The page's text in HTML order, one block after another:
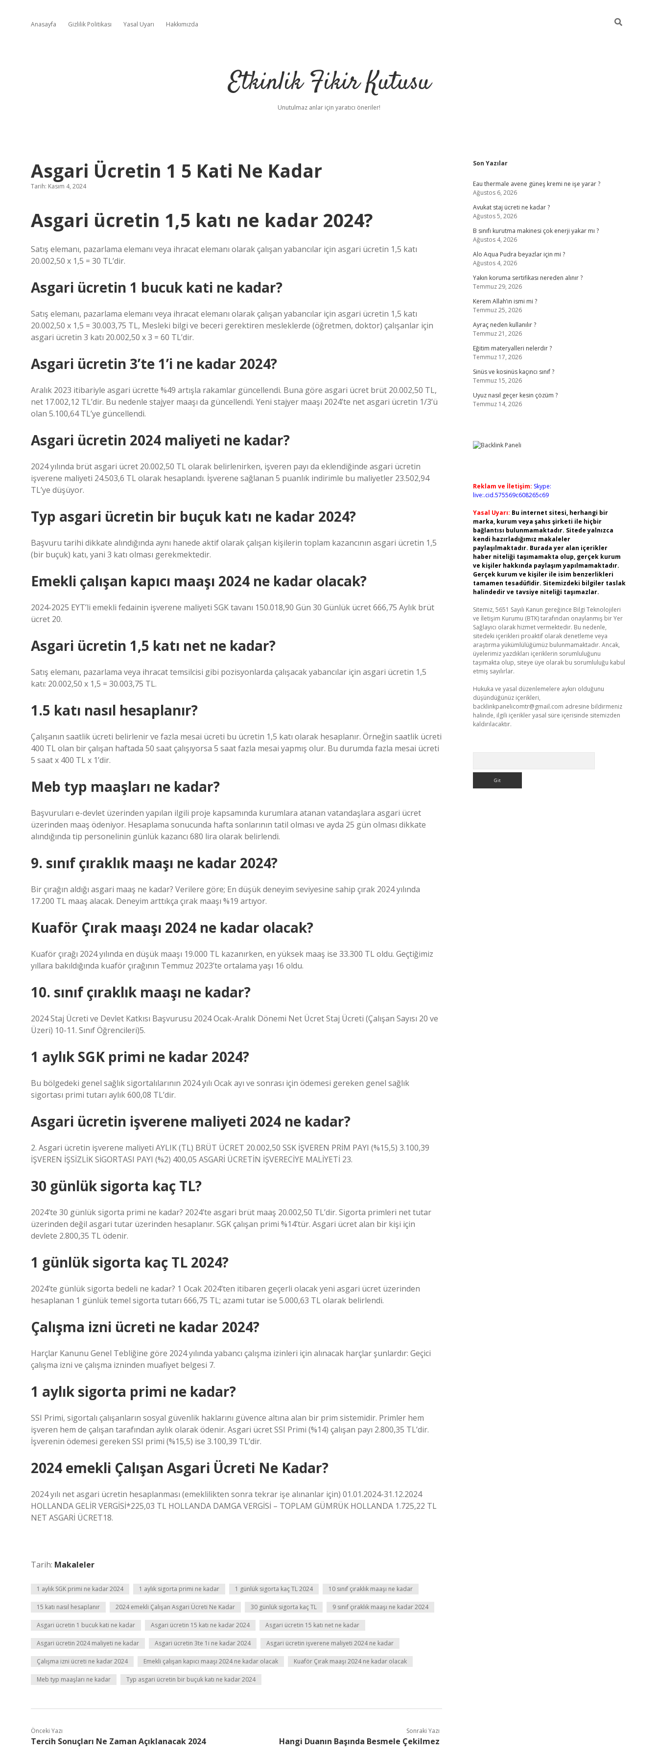
Anasayfa Gizlilik Politikası Yasal Uyarı Hakkımızda
Etkinlik Fikir Kutusu
Unutulmaz anlar için yaratıcı öneriler!
Asgari Ücretin 1 5 Kati Ne Kadar
Tarih: Kasım 4, 2024
Asgari ücretin 1,5 katı ne kadar 2024?
Satış elemanı, pazarlama elemanı veya ihracat elemanı olarak çalışan yabancılar için asgari ücretin 1,5 katı
20.002,50 x 1,5 = 30 TL’dir.
Asgari ücretin 1 bucuk kati ne kadar?
Satış elemanı, pazarlama elemanı veya ihracat elemanı olarak çalışan yabancılar için asgari ücretin 1,5 katı
20.002,50 x 1,5 = 30.003,75 TL, Mesleki bilgi ve beceri gerektiren mesleklerde (öğretmen, doktor) çalışanlar için
asgari ücretin 3 katı 20.002,50 x 3 = 60 TL’dir.
Asgari ücretin 3’te 1’i ne kadar 2024?
Aralık 2023 itibariyle asgari ücrette %49 artışla rakamlar güncellendi. Buna göre asgari ücret brüt 20.002,50 TL,
net 17.002,12 TL’dir. Bu nedenle stajyer maaşı da güncellendi. Yeni stajyer maaşı 2024’te net asgari ücretin 1/3’ü
olan 5.100,64 TL’ye güncellendi.
Asgari ücretin 2024 maliyeti ne kadar?
2024 yılında brüt asgari ücret 20.002,50 TL olarak belirlenirken, işveren payı da eklendiğinde asgari ücretin
işverene maliyeti 24.503,6 TL olarak hesaplandı. İşverene sağlanan 5 puanlık indirimle bu maliyetler 23.502,94
TL’ye düşüyor.
Typ asgari ücretin bir buçuk katı ne kadar 2024?
Başvuru tarihi dikkate alındığında aynı hanede aktif olarak çalışan kişilerin toplam kazancının asgari ücretin 1,5
(bir buçuk) katı, yani 3 katı olması gerekmektedir.
Emekli çalışan kapıcı maaşı 2024 ne kadar olacak?
2024-2025 EYT’li emekli fedainin işverene maliyeti SGK tavanı 150.018,90 Gün 30 Günlük ücret 666,75 Aylık brüt
ücret 20.
Asgari ücretin 1,5 katı net ne kadar?
Satış elemanı, pazarlama veya ihracat temsilcisi gibi pozisyonlarda çalışacak yabancılar için asgari ücretin 1,5
katı: 20.002,50 x 1,5 = 30.003,75 TL.
1.5 katı nasıl hesaplanır?
Çalışanın saatlik ücreti belirlenir ve fazla mesai ücreti bu ücretin 1,5 katı olarak hesaplanır. Örneğin saatlik ücreti
400 TL olan bir çalışan haftada 50 saat çalışıyorsa 5 saat fazla mesai yapmış olur. Bu durumda fazla mesai ücreti
5 saat x 400 TL x 1’dir.
Meb typ maaşları ne kadar?
Başvuruları e-devlet üzerinden yapılan ilgili proje kapsamında kurumlara atanan vatandaşlara asgari ücret
üzerinden maaş ödeniyor. Hesaplama sonucunda hafta sonlarının tatil olması ve ayda 25 gün olması dikkate
alındığında tip personelinin günlük kazancı 680 lira olarak belirlendi.
9. sınıf çıraklık maaşı ne kadar 2024?
Bir çırağın aldığı asgari maaş ne kadar? Verilere göre; En düşük deneyim seviyesine sahip çırak 2024 yılında
17.200 TL maaş alacak. Deneyim arttıkça çırak maaşı %19 artıyor.
Kuaför Çırak maaşı 2024 ne kadar olacak?
Kuaför çırağı 2024 yılında en düşük maaşı 19.000 TL kazanırken, en yüksek maaş ise 33.300 TL oldu. Geçtiğimiz
yıllara bakıldığında kuaför çırağının Temmuz 2023’te ortalama yaşı 16 oldu.
10. sınıf çıraklık maaşı ne kadar?
2024 Staj Ücreti ve Devlet Katkısı Başvurusu 2024 Ocak-Aralık Dönemi Net Ücret Staj Ücreti (Çalışan Sayısı 20 ve
Üzeri) 10-11. Sınıf Öğrencileri)5.
1 aylık SGK primi ne kadar 2024?
Bu bölgedeki genel sağlık sigortalılarının 2024 yılı Ocak ayı ve sonrası için ödemesi gereken genel sağlık
sigortası primi tutarı aylık 600,08 TL’dir.
Asgari ücretin işverene maliyeti 2024 ne kadar?
2. Asgari ücretin işverene maliyeti AYLIK (TL) BRÜT ÜCRET 20.002,50 SSK İŞVEREN PRİM PAYI (%15,5) 3.100,39
İŞVEREN İŞSİZLİK SİGORTASI PAYI (%2) 400,05 ASGARİ ÜCRETİN İŞVERECİYE MALİYETİ 23.
30 günlük sigorta kaç TL?
2024’te 30 günlük sigorta primi ne kadar? 2024’te asgari brüt maaş 20.002,50 TL’dir. Sigorta primleri net tutar
üzerinden değil asgari tutar üzerinden hesaplanır. SGK çalışan primi %14’tür. Asgari ücret alan bir kişi için
devlete 2.800,35 TL ödenir.
1 günlük sigorta kaç TL 2024?
2024’te günlük sigorta bedeli ne kadar? 1 Ocak 2024’ten itibaren geçerli olacak yeni asgari ücret üzerinden
hesaplanan 1 günlük temel sigorta tutarı 666,75 TL; azami tutar ise 5.000,63 TL olarak belirlendi.
Çalışma izni ücreti ne kadar 2024?
Harçlar Kanunu Genel Tebliğine göre 2024 yılında yabancı çalışma izinleri için alınacak harçlar şunlardır: Geçici
çalışma izni ve çalışma izninden muafiyet belgesi 7.
1 aylık sigorta primi ne kadar?
SSI Primi, sigortalı çalışanların sosyal güvenlik haklarını güvence altına alan bir prim sistemidir. Primler hem
işveren hem de çalışan tarafından aylık olarak ödenir. Asgari ücret SSI Primi (%14) çalışan payı 2.800,35 TL’dir.
İşverenin ödemesi gereken SSI primi (%15,5) ise 3.100,39 TL’dir.
2024 emekli Çalışan Asgari Ücreti Ne Kadar?
2024 yılı net asgari ücretin hesaplanması (emeklilikten sonra tekrar işe alınanlar için) 01.01.2024-31.12.2024
HOLLANDA GELİR VERGİSİ*225,03 TL HOLLANDA DAMGA VERGİSİ – TOPLAM GÜMRÜK HOLLANDA 1.725,22 TL
NET ASGARİ ÜCRET18.
Tarih: Makaleler
1 aylık SGK primi ne kadar 2024 1 aylık sigorta primi ne kadar 1 günlük sigorta kaç TL 2024 10 sınıf çıraklık maaşı ne kadar
15 katı nasıl hesaplanır 2024 emekli Çalışan Asgari Ücreti Ne Kadar 30 günlük sigorta kaç TL 9 sınıf çıraklık maaşı ne kadar 2024
Asgari ücretin 1 bucuk kati ne kadar Asgari ücretin 15 katı ne kadar 2024 Asgari ücretin 15 katı net ne kadar
Asgari ücretin 2024 maliyeti ne kadar Asgari ücretin 3te 1i ne kadar 2024 Asgari ücretin işverene maliyeti 2024 ne kadar
Çalışma izni ücreti ne kadar 2024 Emekli çalışan kapıcı maaşı 2024 ne kadar olacak Kuaför Çırak maaşı 2024 ne kadar olacak
Meb typ maaşları ne kadar Typ asgari ücretin bir buçuk katı ne kadar 2024
Önceki Yazı
Tercih Sonuçları Ne Zaman Açıklanacak 2024
Sonraki Yazı
Hangi Duanın Başında Besmele Çekilmez
Sidebar
Son Yazılar
Eau thermale avene güneş kremi ne işe yarar ?
Ağustos 6, 2026
Avukat staj ücreti ne kadar ?
Ağustos 5, 2026
B sınıfı kurutma makinesi çok enerji yakar mı ?
Ağustos 4, 2026
Alo Aqua Pudra beyazlar için mi ?
Ağustos 4, 2026
Yakın koruma sertifikası nereden alınır ?
Temmuz 29, 2026
Kerem Allah’ın ismi mi ?
Temmuz 25, 2026
Ayraç neden kullanılır ?
Temmuz 21, 2026
Eğitim materyalleri nelerdir ?
Temmuz 17, 2026
Sinüs ve kosinüs kaçıncı sınıf ?
Temmuz 15, 2026
Uyuz nasıl geçer kesin çözüm ?
Temmuz 14, 2026
Reklam ve İletişim: Skype:
live:.cid.575569c608265c69
Yasal Uyarı: Bu internet sitesi, herhangi bir
marka, kurum veya şahıs şirketi ile hiçbir
bağlantısı bulunmamaktadır. Sitede yalnızca
kendi hazırladığımız makaleler
paylaşılmaktadır. Burada yer alan içerikler
haber niteliği taşımamakta olup, gerçek kurum
ve kişiler hakkında paylaşım yapılmamaktadır.
Gerçek kurum ve kişiler ile isim benzerlikleri
tamamen tesadüfidir. Sitemizdeki bilgiler taslak
halindedir ve tavsiye niteliği taşımazlar.
Sitemiz, 5651 Sayılı Kanun gereğince Bilgi Teknolojileri
ve İletişim Kurumu (BTK) tarafından onaylanmış bir Yer
Sağlayıcı olarak hizmet vermektedir. Bu nedenle,
sitedeki içerikleri proaktif olarak denetleme veya
araştırma yükümlülüğümüz bulunmamaktadır. Ancak,
üyelerimiz yazdıkları içeriklerin sorumluluğunu
taşımakta olup, siteye üye olarak bu sorumluluğu kabul
etmiş sayılırlar.
Hukuka ve yasal düzenlemelere aykırı olduğunu
düşündüğünüz içerikleri,
backlinkpanelicomtr@gmail.com adresine bildirmeniz
halinde, ilgili içerikler yasal süre içerisinde sitemizden
kaldırılacaktır.